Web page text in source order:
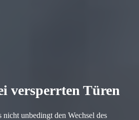
versperrten Türen
nicht unbedingt den Wechsel des